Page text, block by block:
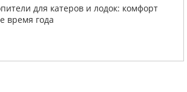
для катеров и лодок: комфорт
время года